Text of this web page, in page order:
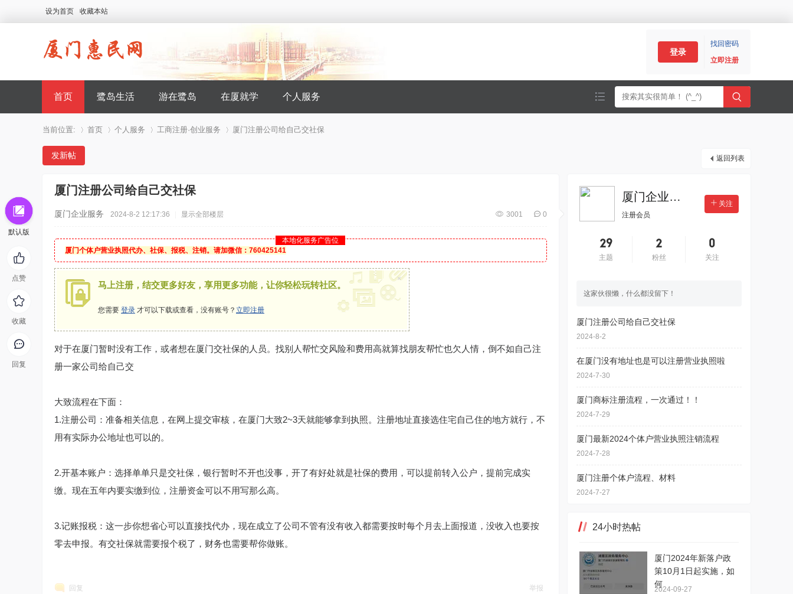
设为首页 收藏本站
登录
找回密码
立即注册
首页 鹭岛生活 游在鹭岛 在厦就学 个人服务
当前位置: 首页 个人服务 工商注册·创业服务 厦门注册公司给自己交社保
默认版
点赞
收藏
回复
返回列表
发新帖
厦门注册公司给自己交社保
3001 0
厦门企业服务 2024-8-2 12:17:36 显示全部楼层
本地化服务广告位
厦门个体户营业执照代办、社保、报税、注销。请加微信：760425141
马上注册，结交更多好友，享用更多功能，让你轻松玩转社区。
您需要 登录 才可以下载或查看，没有账号？ 立即注册
×
对于在厦门暂时没有工作，或者想在厦门交社保的人员。找别人帮忙交风险和费用高就算找朋友帮忙也欠人情，倒不如自己注
册一家公司给自己交
大致流程在下面：
1.注册公司：准备相关信息，在网上提交审核，在厦门大致2~3天就能够拿到执照。注册地址直接选住宅自己住的地方就行，不
用有实际办公地址也可以的。
2.开基本账户：选择单单只是交社保，银行暂时不开也没事，开了有好处就是社保的费用，可以提前转入公户，提前完成实
缴。现在五年内要实缴到位，注册资金可以不用写那么高。
3.记账报税：这一步你想省心可以直接找代办，现在成立了公司不管有没有收入都需要按时每个月去上面报道，没收入也要按
零去申报。有交社保就需要报个税了，财务也需要帮你做账。
回复 举报
厦门企业服务
注册会员
关注
29
主题
2
粉丝
0
关注
这家伙很懒，什么都没留下！
厦门注册公司给自己交社保
2024-8-2
在厦门没有地址也是可以注册营业执照啦
2024-7-30
厦门商标注册流程，一次通过！！
2024-7-29
厦门最新2024个体户营业执照注销流程
2024-7-28
厦门注册个体户流程、材料
2024-7-27
24小时热帖
厦门2024年新落户政
策10月1日起实施，如
何
2024-09-27